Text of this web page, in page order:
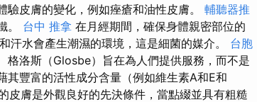
驗皮膚的變化，例如痤瘡和油性皮膚。 輔聽器推
。 台中 推拿 在月經期間，確保身體親密部位的
汗水會產生潮濕的環境，這是細菌的媒介。 台胞
格洛斯（Glosbe）旨在為人們提供服務，而不是
其豐富的活性成分含量（例如維生素A和E和
皮膚是外觀良好的先決條件，當點綴並具有粗糙